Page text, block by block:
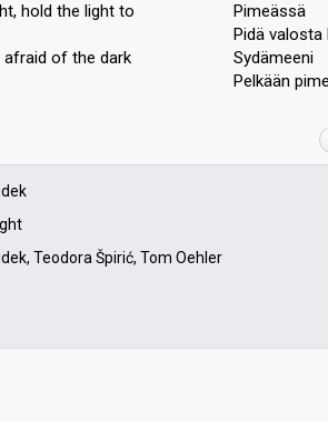
hold the light to
of the dаrk
Pimeässä
Pidä valosta
Sydämeeni
Pelkään
Teodora Špirić, Tom Oehler